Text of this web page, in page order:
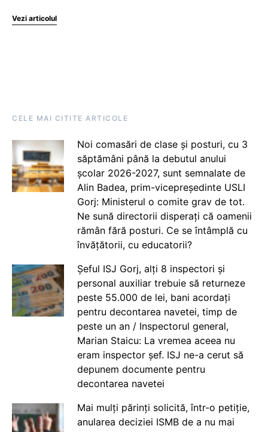
Vezi articolul
CELE MAI CITITE ARTICOLE
Noi comasări de clase și posturi, cu 3
săptămâni până la debutul anului
școlar 2026-2027, sunt semnalate de
Alin Badea, prim-vicepreședinte USLI
Gorj: Ministerul o comite grav de tot.
Ne sună directorii disperați că oamenii
rămân fără posturi. Ce se întâmplă cu
învățătorii, cu educatorii?
Șeful ISJ Gorj, alți 8 inspectori și
personal auxiliar trebuie să returneze
peste 55.000 de lei, bani acordați
pentru decontarea navetei, timp de
peste un an / Inspectorul general,
Marian Staicu: La vremea aceea nu
eram inspector șef. ISJ ne-a cerut să
depunem documente pentru
decontarea navetei
Mai mulți părinți solicită, într-o petiție,
anularea deciziei ISMB de a nu mai